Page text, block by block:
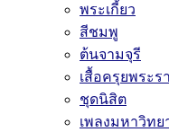
พระเกี้ยว
สีชมพู
ต้นจามจุรี
เสื้อครุยพระ
ชุดนิสิต
เพลงมหาวิทย